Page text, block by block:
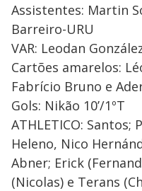
Assistentes: Martin
Barreiro-URU
VAR: Leodan
Cartões amarelos:
Fabrício Bruno e
Gols: Nikão 10’/1ºT
ATHLETICO:
Heleno, Nico
Abner; Erick
(Nicolas) e Terans